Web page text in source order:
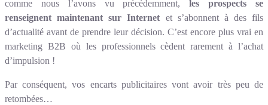
comme nous l’avons vu précédemment,les prospects se
renseignent maintenant sur Internet et s’abonnent à des fils
d’actualité avant de prendre leur décision. C’est encore plus vrai en
marketing B2B où les professionnels cèdent rarement à l’achat
d’impulsion !
Par conséquent, vos encarts publicitaires vont avoir très peu de
retombées…